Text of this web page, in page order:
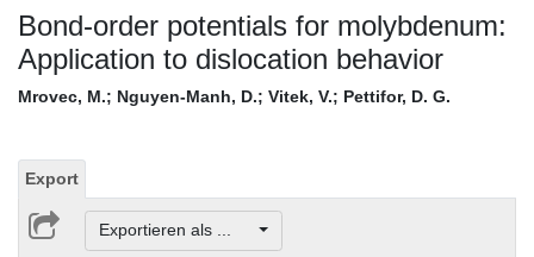
Bond-order potentials for molybdenum:
Application to dislocation behavior
Mrovec, M.; Nguyen-Manh, D.; Vitek, V.; Pettifor, D. G.
Export
Exportieren als ...